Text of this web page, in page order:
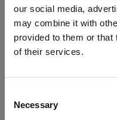
our social media,
may combine it with
provided to them or that
of their services.
Selection
Necessary
Antica Trattoria La
Castellina in Chianti
ISCRIVITI
Resta aggiornato su